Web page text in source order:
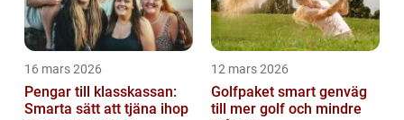
16 mars 2026
Pengar till klasskassan:
Smarta sätt att tjäna ihop
12 mars 2026
Golfpaket smart genväg
till mer golf och mindre